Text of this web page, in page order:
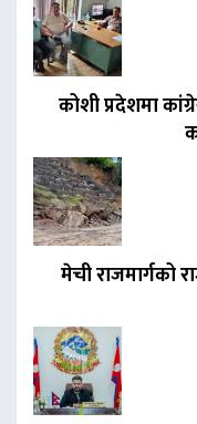
कोशी प्रदेशमा
मेची राजमार्गको